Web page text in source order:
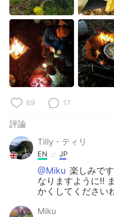
69 17
評論
Tilly・ティリ
EN JP
@Miku 楽しみで
なりますように‼️
かくしてください
Miku